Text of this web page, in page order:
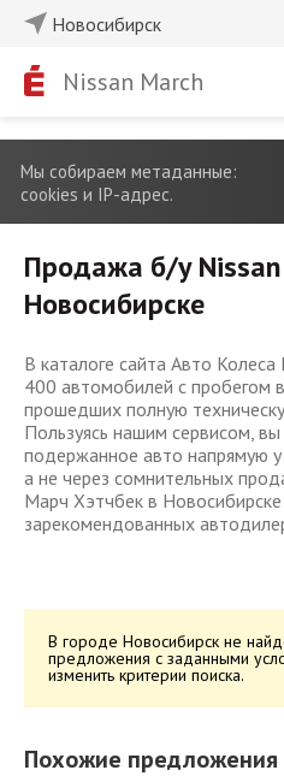
Новосибирск
Nissan March
Мы собираем метаданные:
cookies и IP-адрес.
Продажа б/у Nissan
Новосибирске
В каталоге сайта Авто
400 автомобилей с пробегом
прошедших полную
Пользуясь нашим сервисом,
подержанное авто напрямую
а не через сомнительных
Марч Хэтчбек в
зарекомендованных
В городе Новосибирск не
предложения с заданными
изменить критерии поиска.
Похожие предложения